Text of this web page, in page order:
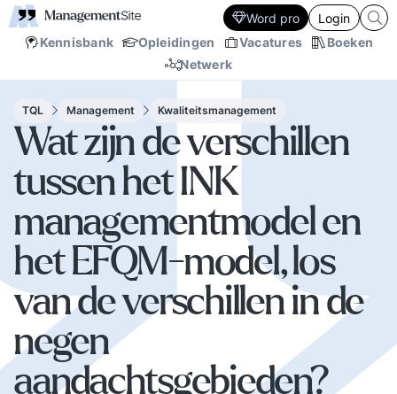
Kennisbank Opleidingen Vacatures
Boeken
Netwerk
Word pro Login
TQL Management Kwaliteitsmanagement
Wat zijn de verschillen
tussen het INK
managementmodel en
het EFQM-model, los
van de verschillen in de
negen
aandachtsgebieden?